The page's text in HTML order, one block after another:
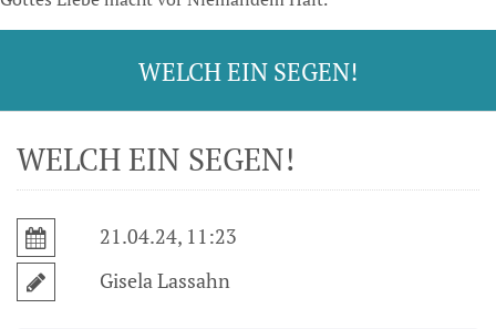
WELCH EIN SEGEN!
WELCH EIN SEGEN!
21.04.24, 11:23
Gisela Lassahn